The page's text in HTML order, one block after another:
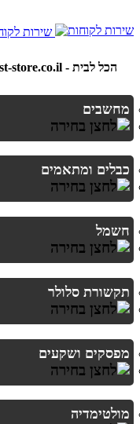
best-store.co.il - הכל לבית
מחשבים
כבלים ומתאמים
חשמל
תקשורת סלולר
מפסקים ושקעים
מולטימדיה